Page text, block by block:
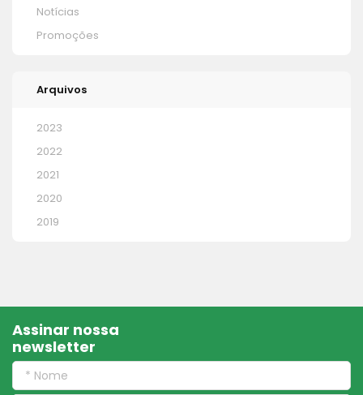
Notícias
Promoções
Arquivos
2023
2022
2021
2020
2019
Assinar nossa
newsletter